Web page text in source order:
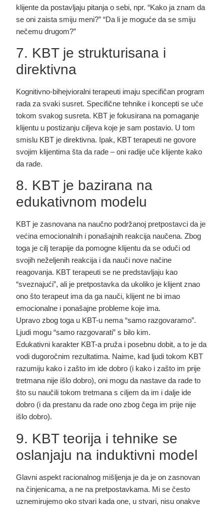
klijente da postavljaju pitanja o sebi, npr. “Kako ja znam da
se oni zaista smiju meni?” “Da li je moguće da se smiju
nečemu drugom?”
7. KBT je strukturisana i
direktivna
Kognitivno-bihejvioralni terapeuti imaju specifičan program
rada za svaki susret. Specifične tehnike i koncepti se uče
tokom svakog susreta. KBT je fokusirana na pomaganje
klijentu u postizanju ciljeva koje je sam postavio. U tom
smislu KBT je direktivna. Ipak, KBT terapeuti ne govore
svojim klijentima šta da rade – oni radije uče klijente kako
da rade.
8. KBT je bazirana na
edukativnom modelu
KBT je zasnovana na naučno podržanoj pretpostavci da je
većina emocionalnih i ponašajnih reakcija naučena. Zbog
toga je cilj terapije da pomogne klijentu da se oduči od
svojih neželjenih reakcija i da nauči nove načine
reagovanja. KBT terapeuti se ne predstavljaju kao
“sveznajući”, ali je pretpostavka da ukoliko je klijent znao
ono što terapeut ima da ga nauči, klijent ne bi imao
emocionalne i ponašajne probleme koje ima.
Upravo zbog toga u KBT-u nema “samo razgovaramo”.
Ljudi mogu “samo razgovarati” s bilo kim.
Edukativni karakter KBT-a pruža i posebnu dobit, a to je da
vodi dugoročnim rezultatima. Naime, kad ljudi tokom KBT
razumiju kako i zašto im ide dobro (i kako i zašto im prije
tretmana nije išlo dobro), oni mogu da nastave da rade to
što su naučili tokom tretmana s ciljem da im i dalje ide
dobro (i da prestanu da rade ono zbog čega im prije nije
išlo dobro).
9. KBT teorija i tehnike se
oslanjaju na induktivni model
Glavni aspekt racionalnog mišljenja je da je on zasnovan
na činjenicama, a ne na pretpostavkama. Mi se često
uznemirujemo oko stvari kada one, u stvari, nisu onakve